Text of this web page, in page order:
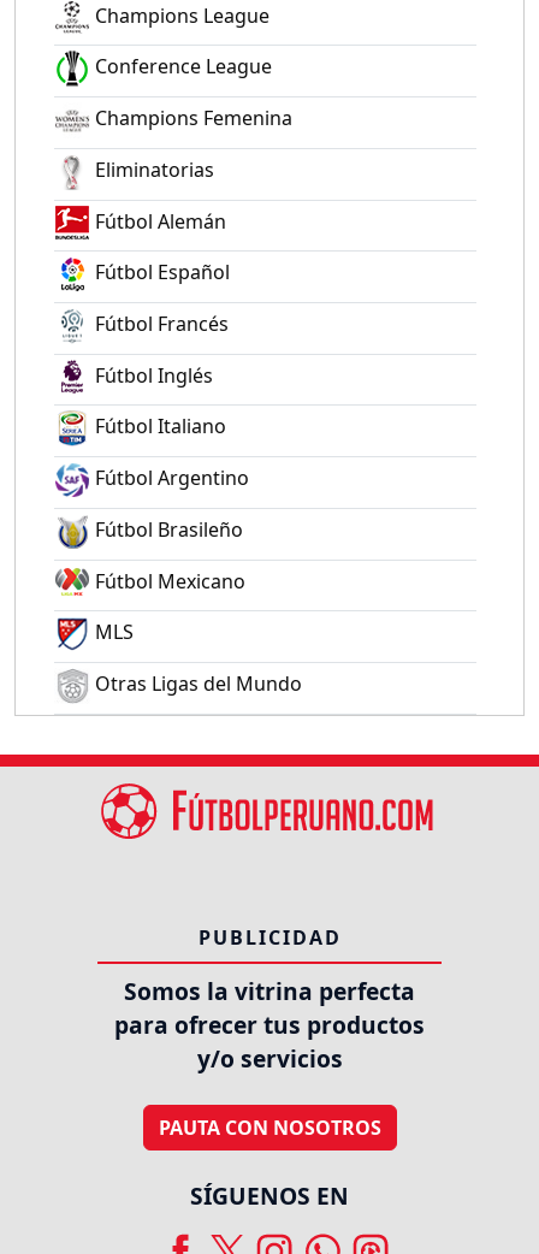
Champions League
Conference League
Champions Femenina
Eliminatorias
Fútbol Alemán
Fútbol Español
Fútbol Francés
Fútbol Inglés
Fútbol Italiano
Fútbol Argentino
Fútbol Brasileño
Fútbol Mexicano
MLS
Otras Ligas del Mundo
PUBLICIDAD
Somos la vitrina perfecta
para ofrecer tus productos
y/o servicios
PAUTA CON NOSOTROS
SÍGUENOS EN